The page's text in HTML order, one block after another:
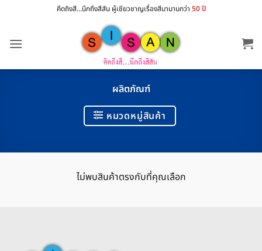
เนื้อหา
คึดถิงสี...นึกถึงสีสัน ผู้เชียวชาญเรื่องสีมานานกว่า 50 ปี
ผลิตภัณฑ์
หมวดหมู่สินค้า
ไม่พบสินค้าตรงกับที่คุณเลือก